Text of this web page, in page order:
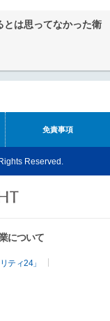
は思ってなかった衛
免責事項
Reserved.
について
ティ24」